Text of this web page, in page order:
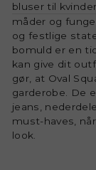
bluser til kvinder
måder og
og festlige
bomuld er en
kan give dit
gør, at Oval
garderobe. De
jeans,
must-haves,
look.